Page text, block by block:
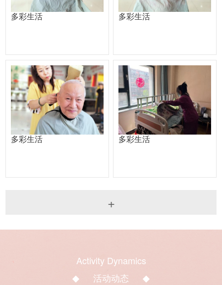
多彩生活 多彩生活
多彩生活 多彩生活
+
Activity Dynamics
活动动态